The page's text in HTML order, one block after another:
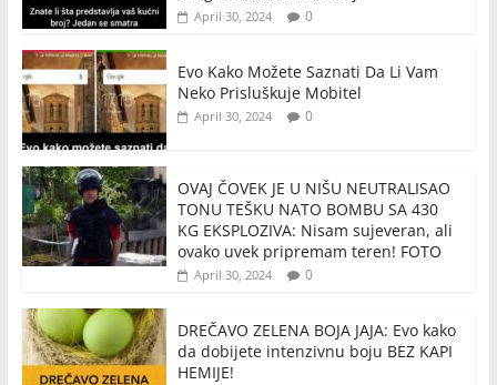
April 30, 2024 0
Evo Kako Možete Saznati Da Li Vam
Neko Prisluškuje Mobitel
April 30, 2024 0
OVAJ ČOVEK JE U NIŠU NEUTRALISAO
TONU TEŠKU NATO BOMBU SA 430
KG EKSPLOZIVA: Nisam sujeveran, ali
ovako uvek pripremam teren! FOTO
April 30, 2024 0
DREČAVO ZELENA BOJA JAJA: Evo kako
da dobijete intenzivnu boju BEZ KAPI
HEMIJE!